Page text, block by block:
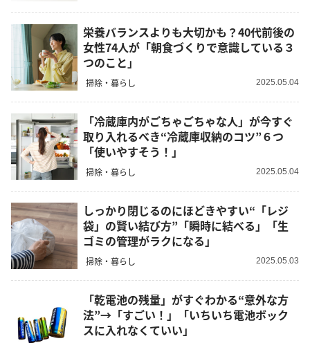
栄養バランスよりも大切かも？40代前後の
女性74人が「朝食づくりで意識している３
つのこと」
掃除・暮らし 2025.05.04
「冷蔵庫内がごちゃごちゃな人」が今すぐ
取り入れるべき“冷蔵庫収納のコツ”６つ
「使いやすそう！」
掃除・暮らし 2025.05.04
しっかり閉じるのにほどきやすい“「レジ
袋」の賢い結び方”「瞬時に結べる」「生
ゴミの管理がラクになる」
掃除・暮らし 2025.05.03
「乾電池の残量」がすぐわかる“意外な方
法”→「すごい！」「いちいち電池ボック
スに入れなくていい」